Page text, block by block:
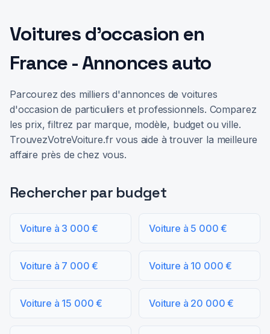
Voitures d'occasion en
France - Annonces auto
Parcourez des milliers d'annonces de voitures
d'occasion de particuliers et professionnels. Comparez
les prix, filtrez par marque, modèle, budget ou ville.
TrouvezVotreVoiture.fr vous aide à trouver la meilleure
affaire près de chez vous.
Rechercher par budget
Voiture à 3 000 € Voiture à 5 000 €
Voiture à 7 000 € Voiture à 10 000 €
Voiture à 15 000 € Voiture à 20 000 €